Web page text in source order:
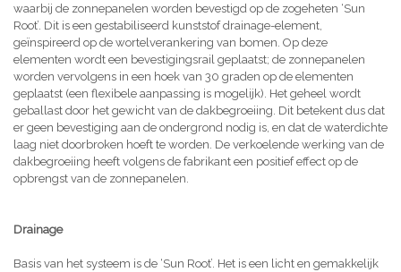
waarbij de zonnepanelen worden bevestigd op de zogeheten ‘Sun
Root’. Dit is een gestabiliseerd kunststof drainage-element,
geïnspireerd op de wortelverankering van bomen. Op deze
elementen wordt een bevestigingsrail geplaatst; de zonnepanelen
worden vervolgens in een hoek van 30 graden op de elementen
geplaatst (een flexibele aanpassing is mogelijk). Het geheel wordt
geballast door het gewicht van de dakbegroeiing. Dit betekent dus dat
er geen bevestiging aan de ondergrond nodig is, en dat de waterdichte
laag niet doorbroken hoeft te worden. De verkoelende werking van de
dakbegroeiing heeft volgens de fabrikant een positief effect op de
opbrengst van de zonnepanelen.
Drainage
Basis van het systeem is de ‘Sun Root’. Het is een licht en gemakkelijk